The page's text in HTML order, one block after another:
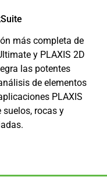
más completa de
y PLAXIS 2D
las potentes
de elementos
PLAXIS
rocas y